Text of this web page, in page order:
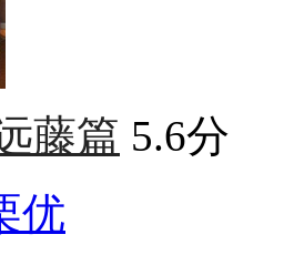
藤篇 5.6分
优